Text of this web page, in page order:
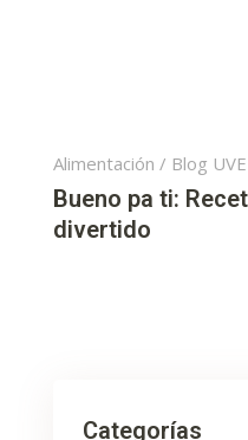
Alimentación / Blog UVE
Bueno pa ti:
divertido
Categorías